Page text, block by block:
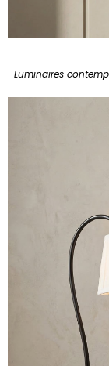
Luminaires